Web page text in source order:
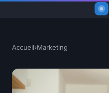
Accueil›Marketing